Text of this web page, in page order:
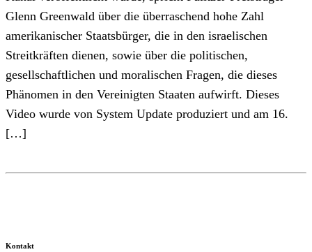
Glenn Greenwald über die überraschend hohe Zahl
amerikanischer Staatsbürger, die in den israelischen
Streitkräften dienen, sowie über die politischen,
gesellschaftlichen und moralischen Fragen, die dieses
Phänomen in den Vereinigten Staaten aufwirft. Dieses
Video wurde von System Update produziert und am 16.
[…]
Kontakt